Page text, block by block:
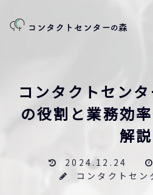
コンタクトセン
の役割と業務効
解説
2024.12.24
コンタクトセン